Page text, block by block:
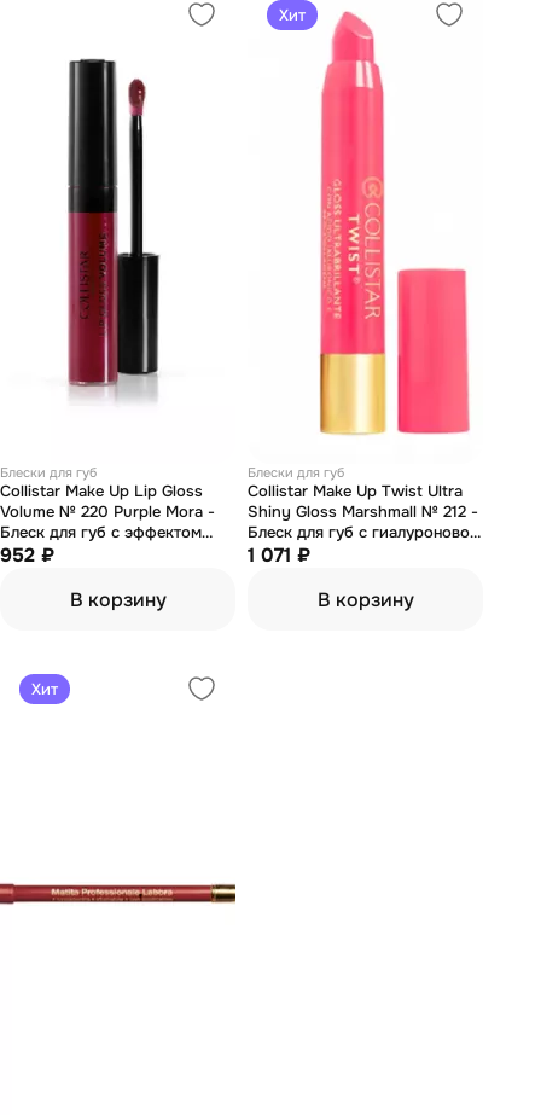
Блески для губ
Collistar Make Up Lip Gloss
Volume № 220 Purple Mora -
Блеск для губ с эффектом
объема 7 мл (тестер)
952 ₽
В корзину
Хит
Блески для губ
Collistar Make Up Twist Ultra
Shiny Gloss Marshmall № 212 -
Блеск для губ с гиалуроновой
кислотой 2.5 мл (тестер)
1 071 ₽
В корзину
Хит